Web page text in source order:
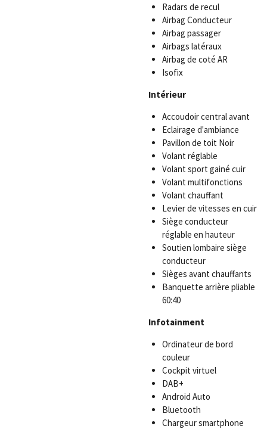
Radars de recul
Airbag Conducteur
Airbag passager
Airbags latéraux
Airbag de coté AR
Isofix
Intérieur
Accoudoir central avant
Eclairage d'ambiance
Pavillon de toit Noir
Volant réglable
Volant sport gainé cuir
Volant multifonctions
Volant chauffant
Levier de vitesses en cuir
Siège conducteur
réglable en hauteur
Soutien lombaire siège
conducteur
Sièges avant chauffants
Banquette arrière pliable
60:40
Infotainment
Ordinateur de bord
couleur
Cockpit virtuel
DAB+
Android Auto
Bluetooth
Chargeur smartphone